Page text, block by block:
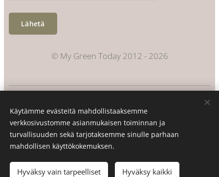
Lisää ostoskoriin
Lähetä
© My Green Today 2012 - 2026
Kielet
Suomi
Svenska
Käytämme evästeitä mahdollistaaksemme
verkkosivustomme asianmukaisen toiminnan ja
turvallisuuden sekä tarjotaksemme sinulle parhaan
mahdollisen käyttökokemuksen.
Hyväksy vain tarpeelliset Hyväksy kaikki